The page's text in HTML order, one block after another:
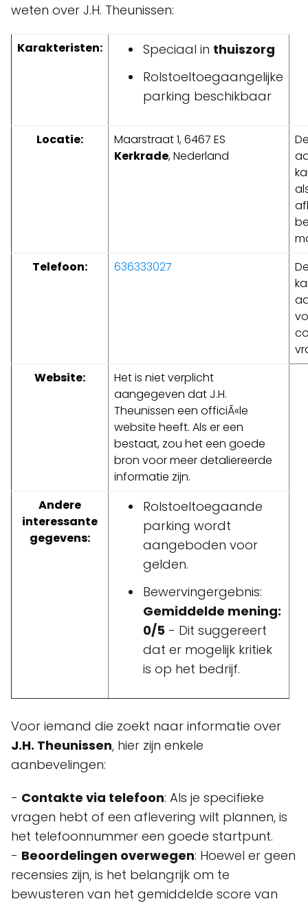
weten over J.H. Theunissen:
Karakteristen: Speciaal in thuiszorg
Rolstoeltoegaangelijke
parking beschikbaar
Locatie:
Maarstraat 1, 6467 ES
Kerkrade, Nederland
Telefoon:
636333027
Website:
Het is niet verplicht
aangegeven dat J.H.
Theunissen een officiÃ«le
website heeft. Als er een
bestaat, zou het een goede
bron voor meer detaliereerde
informatie zijn.
Andere
interessante
gegevens:
Rolstoeltoegaande
parking wordt
aangeboden voor
gelden.
Bewervingergebnis:
Gemiddelde mening:
0/5 - Dit suggereert
dat er mogelijk kritiek
is op het bedrijf.
Voor iemand die zoekt naar informatie over
J.H. Theunissen, hier zijn enkele
aanbevelingen:
- Contakte via telefoon: Als je specifieke
vragen hebt of een aflevering wilt plannen, is
het telefoonnummer een goede startpunt.
- Beoordelingen overwegen: Hoewel er geen
recensies zijn, is het belangrijk om te
bewusteren van het gemiddelde score van